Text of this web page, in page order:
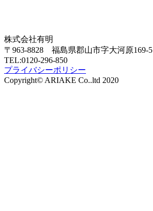
株式会社有明
〒963-8828 福島県郡山市字大河原169-5
TEL:0120-296-850
プライバシーポリシー
Copyright© ARIAKE Co..ltd 2020